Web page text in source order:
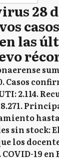
28
las
Casos
2.114.
sin stock:
los
19 en